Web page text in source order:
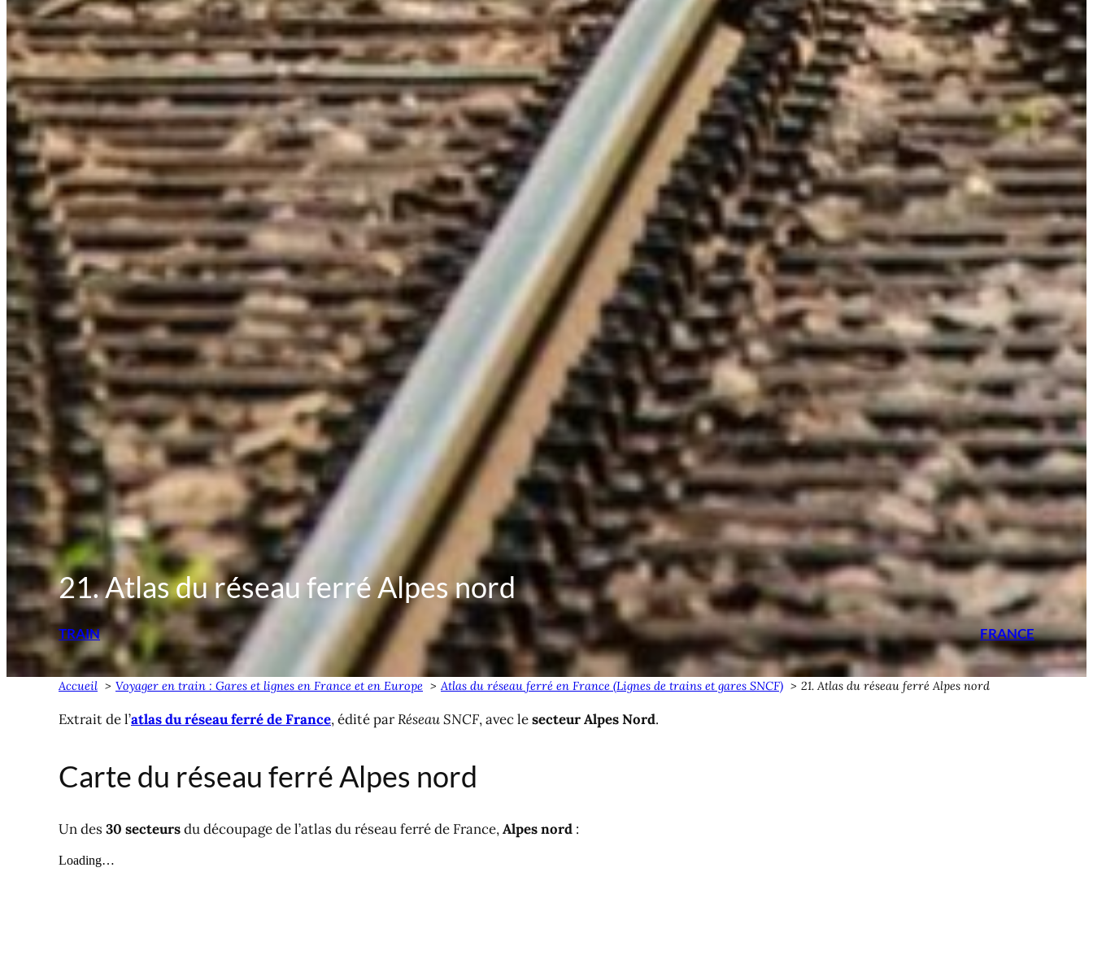
21. Atlas du réseau ferré Alpes nord
TRAIN FRANCE
Accueil Voyager en train : Gares et lignes en France et en Europe Atlas du réseau ferré en France (Lignes de trains et gares SNCF) 21. Atlas du réseau ferré Alpes nord
Extrait de l’atlas du réseau ferré de France, édité parRéseau SNCF, avec lesecteurAlpes Nord.
Carte du réseau ferré Alpes nord
Un des 30 secteursdu découpage de l’atlas du réseau ferré de France,Alpes nord :